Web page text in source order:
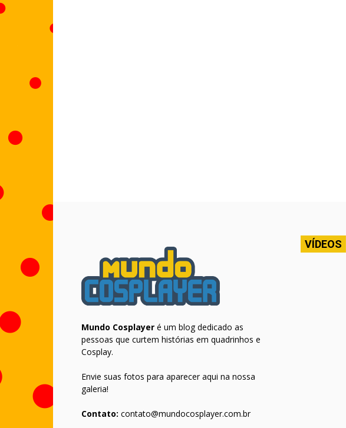
Mundo Cosplayer é um blog dedicado as
pessoas que curtem histórias em quadrinhos e
Cosplay.
Envie suas fotos para aparecer aqui na nossa
galeria!
Contato: contato@mundocosplayer.com.br
VÍDEOS